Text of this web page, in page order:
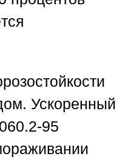
Ускоренный
95